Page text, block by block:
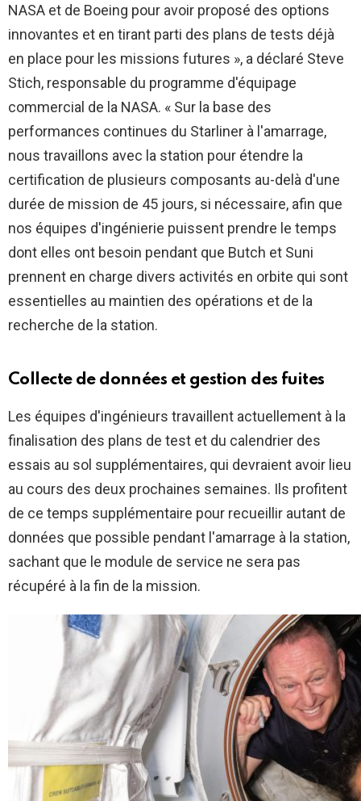
NASA et de Boeing pour avoir proposé des options
innovantes et en tirant parti des plans de tests déjà
en place pour les missions futures », a déclaré Steve
Stich, responsable du programme d'équipage
commercial de la NASA. « Sur la base des
performances continues du Starliner à l'amarrage,
nous travaillons avec la station pour étendre la
certification de plusieurs composants au-delà d'une
durée de mission de 45 jours, si nécessaire, afin que
nos équipes d'ingénierie puissent prendre le temps
dont elles ont besoin pendant que Butch et Suni
prennent en charge divers activités en orbite qui sont
essentielles au maintien des opérations et de la
recherche de la station.
Collecte de données et gestion des fuites
Les équipes d'ingénieurs travaillent actuellement à la
finalisation des plans de test et du calendrier des
essais au sol supplémentaires, qui devraient avoir lieu
au cours des deux prochaines semaines. Ils profitent
de ce temps supplémentaire pour recueillir autant de
données que possible pendant l'amarrage à la station,
sachant que le module de service ne sera pas
récupéré à la fin de la mission.